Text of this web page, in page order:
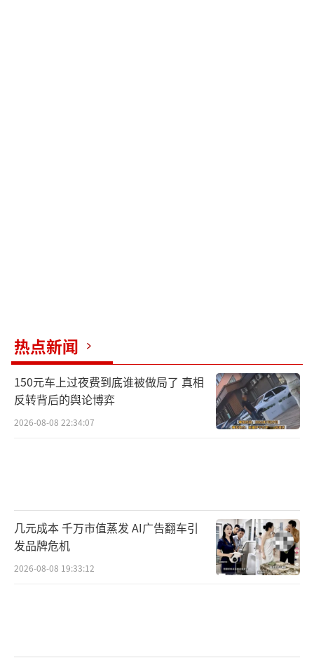
热点新闻
150元车上过夜费到底谁被做局了 真相
反转背后的舆论博弈
2026-08-08 22:34:07
几元成本 千万市值蒸发 AI广告翻车引
发品牌危机
2026-08-08 19:33:12